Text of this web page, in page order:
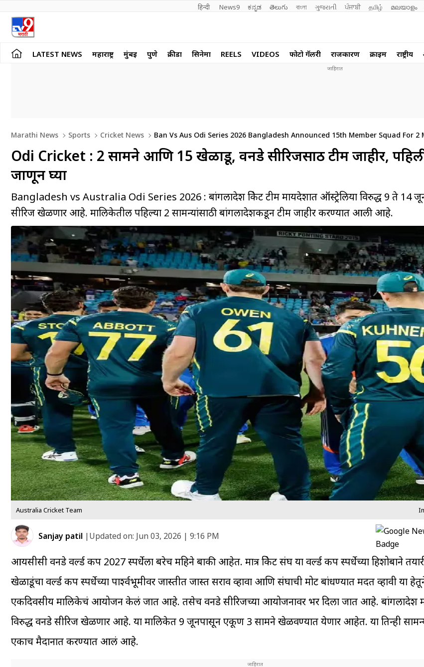
हिन्दी News9 ಕನ್ನಡ తెలుగు বাংলা ગુજરાતી ਪੰਜਾਬੀ தமிழ் മലയാളം
LATEST NEWS महाराष्ट्र मुंबई पुणे क्रीडा सिनेमा REELS VIDEOS फोटो गॅलरी राजकारण क्राईम राष्ट्रीय
Marathi News Sports Cricket News
Australia Mehidy Hasan Miraz Will Lead See Schedule
Odi Cricket : 2 सामने आणि 15 खेळाडू, वनडे सीरिजसाठी टीम जाहीर,
जाणून घ्या
Bangladesh vs Australia Odi Series 2026 : बांगलादेश क्रिकेट टीम मायदेशात ऑस्ट्रेलिया विरुद्ध 9 ते 14
सीरिज खेळणार आहे. मालिकेतील पहिल्या 2 सामन्यांसाठी बांगलादेशकडून टीम जाहीर करण्यात आली आहे.
Australia Cricket Team
Sanjay patil |Updated on: Jun 03, 2026 | 9:16 PM
आयसीसी वनडे वर्ल्ड कप 2027 स्पर्धेला बरेच महिने बाकी आहेत. मात्र क्रिकेट संघ या वर्ल्ड कप स्पर्धेच्या हिशोबाने
खेळाडूंचा वर्ल्ड कप स्पर्धेच्या पार्श्वभूमीवर जास्तीत जास्त सराव व्हावा आणि संघाची मोट बांधण्यात मदत व्हावी या
एकदिवसीय मालिकेचं आयोजन केलं जात आहे. तसेच वनडे सीरिजच्या आयोजनावर भर दिला जात आहे. बांगलादेश
विरुद्ध वनडे सीरिज खेळणार आहे. या मालिकेत 9 जूनपासून एकूण 3 सामने खेळवण्यात येणार आहेत. या तिन्ही
एकाच मैदानात करण्यात आलं आहे.